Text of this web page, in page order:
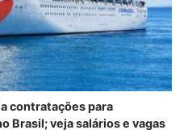
contratações para
Brasil; veja salários e vagas